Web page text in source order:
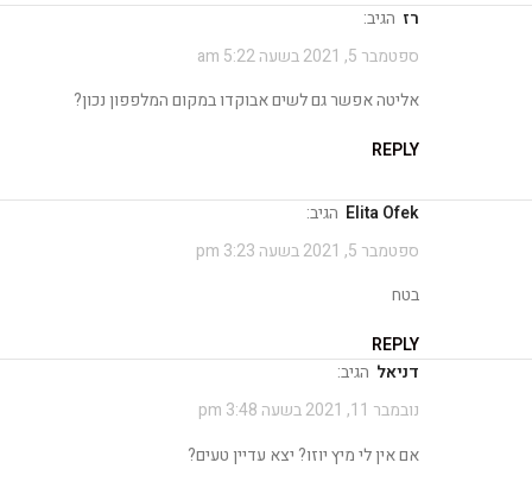
רז הגיב:
ספטמבר 5, 2021 בשעה 5:22 am
אליטה אפשר גם לשים אבוקדו במקום המלפפון נכון?
REPLY
Elita Ofek
הגיב:
ספטמבר 5, 2021 בשעה 3:23 pm
בטח
REPLY
דניאל הגיב:
נובמבר 11, 2021 בשעה 3:48 pm
אם אין לי מיץ יוזו? יצא עדיין טעים?